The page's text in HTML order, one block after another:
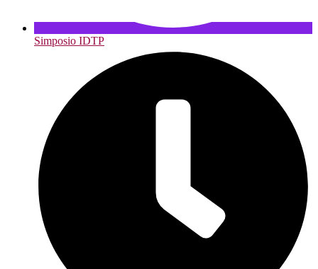
Simposio IDTP